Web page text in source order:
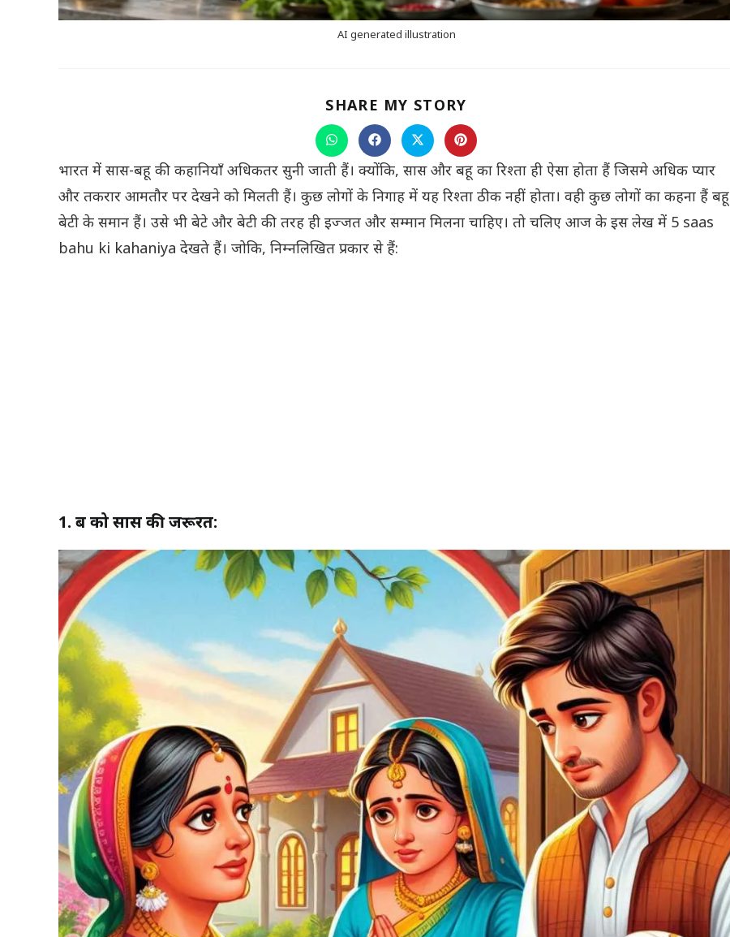
AI generated illustration
SHARE MY STORY
CONTENT
Opens
in
a
new
window
Opens
in
a
new
window
Opens
in
a
new
window
Opens
in
a
new
window
भारत में सास-बहू की कहानियाँ अधिकतर सुनी जाती हैं। क्योंकि, सास और बहू का रिश्ता ही ऐसा होता हैं जिसमे अधिक प्यार
और तकरार आमतौर पर देखने को मिलती हैं। कुछ लोगों के निगाह में यह रिश्ता ठीक नहीं होता। वही कुछ लोगों का कहना हैं बहू
बेटी के समान हैं। उसे भी बेटे और बेटी की तरह ही इज्जत और सम्मान मिलना चाहिए। तो चलिए आज के इस लेख में 5 saas
bahu ki kahaniya देखते हैं। जोकि, निम्नलिखित प्रकार से हैं:
1. बहू को सास की जरूरत: